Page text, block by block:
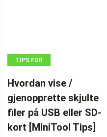
TIPS FOR
AV DATA
Hvordan vise /
gjenopprette skjulte
filer på USB eller SD-
kort [MiniTool Tips]